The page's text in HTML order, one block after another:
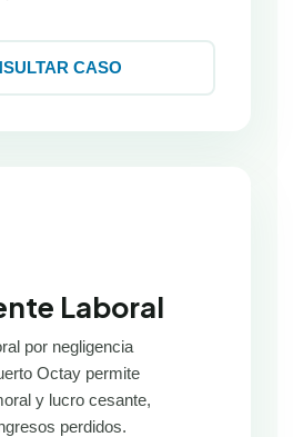
CASO
Laboral
por negligencia
Octay permite
y lucro cesante,
perdidos.